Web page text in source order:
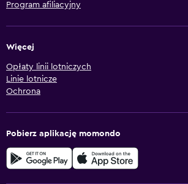
Program afiliacyjny
Więcej
Opłaty linii lotniczych
Linie lotnicze
Ochrona
Pobierz aplikację momondo